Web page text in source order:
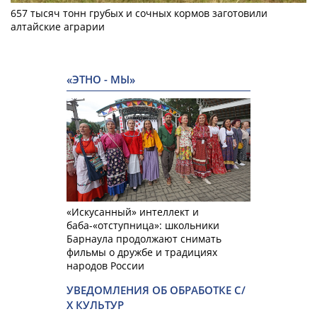
657 тысяч тонн грубых и сочных кормов заготовили
алтайские аграрии
«ЭТНО - МЫ»
«Искусанный» интеллект и
баба-«отступница»: школьники
Барнаула продолжают снимать
фильмы о дружбе и традициях
народов России
УВЕДОМЛЕНИЯ ОБ ОБРАБОТКЕ С/
Х КУЛЬТУР